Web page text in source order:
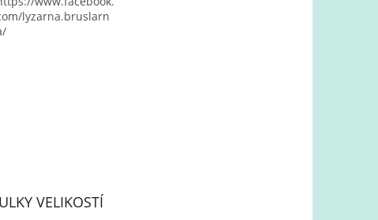
lyzarna.bruslarn
VELIKOSTÍ